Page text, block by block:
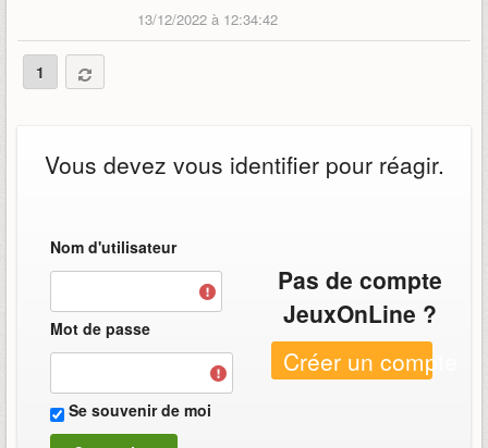
13/12/2022 à 12:34:42
1
Vous devez vous identifier pour réagir.
Nom d'utilisateur
Mot de passe
Se souvenir de moi
Pas de compte
JeuxOnLine ?
Créer un compte